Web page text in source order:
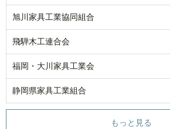
旭川家具工業協同組合
飛騨木工連合会
福岡・大川家具工業会
静岡県家具工業組合
もっと見る